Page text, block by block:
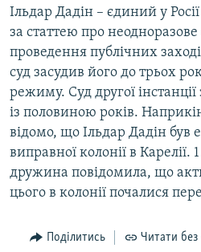
Ільдар Дадін – єдиний у
за статтею про
проведення публічних
суд засудив його до трьох
режиму. Суд другої
із половиною років.
відомо, що Ільдар Дадін був
виправної колонії в Карелії.
дружина повідомила, що
цього в колонії почалися
Поділитись Читати без